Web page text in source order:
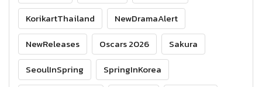
KorikartThailand
NewDramaAlert
NewReleases
Oscars 2026
Sakura
SeoulInSpring
SpringInKorea